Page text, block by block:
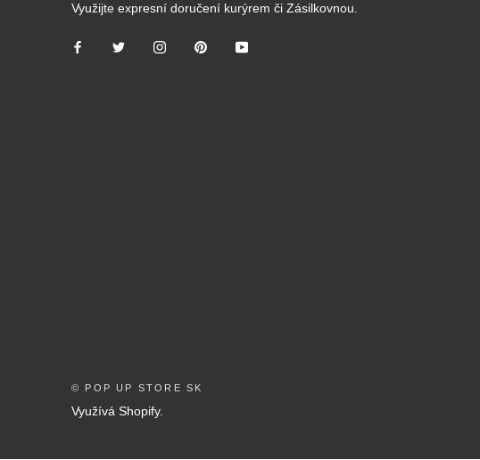
Využijte expresní doručení kurýrem či Zásilkovnou.
© POP UP STORE SK
Využívá Shopify.